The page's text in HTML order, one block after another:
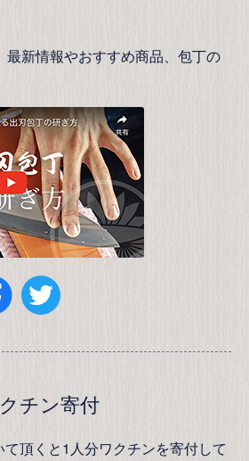
最新情報やおすすめ商品、包丁の
チン寄付
頂くと1人分ワクチンを寄付して